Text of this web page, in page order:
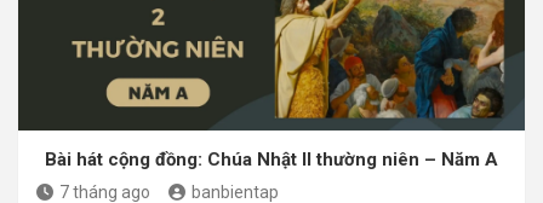
Bài hát cộng đồng: Chúa Nhật II thường niên – Năm A
7 tháng ago banbientap